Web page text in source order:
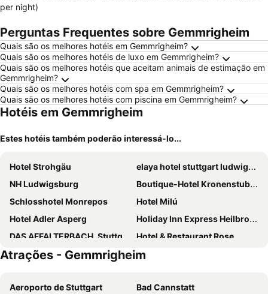
per night)
Perguntas Frequentes sobre Gemmrigheim
Quais são os melhores hotéis em Gemmrigheim?
Quais são os melhores hotéis de luxo em Gemmrigheim?
Quais são os melhores hotéis que aceitam animais de estimação em
Gemmrigheim?
Quais são os melhores hotéis com spa em Gemmrigheim?
Quais são os melhores hotéis com piscina em Gemmrigheim?
Hotéis em Gemmrigheim
Estes hotéis também poderão interessá-lo...
Hotel Strohgäu
elaya hotel stuttgart ludwigsburg, Trademark Collection by Wyndham
NH Ludwigsburg
Boutique-Hotel Kronenstuben
Schlosshotel Monrepos
Hotel Milú
Hotel Adler Asperg
Holiday Inn Express Heilbronn By Ihg
DAS AFFALTERBACH, Stuttgart, Autograph Collection
Hotel & Restaurant Rose
Forsthof
ibis Heilbronn City
Best Western Hotel Favorit
ibis budget Ludwigsburg
Atrações - Gemmrigheim
Aeroporto de Stuttgart
Bad Cannstatt